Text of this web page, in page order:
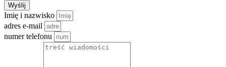
Wyślij
Imię i nazwisko
adres e-mail
numer telefonu